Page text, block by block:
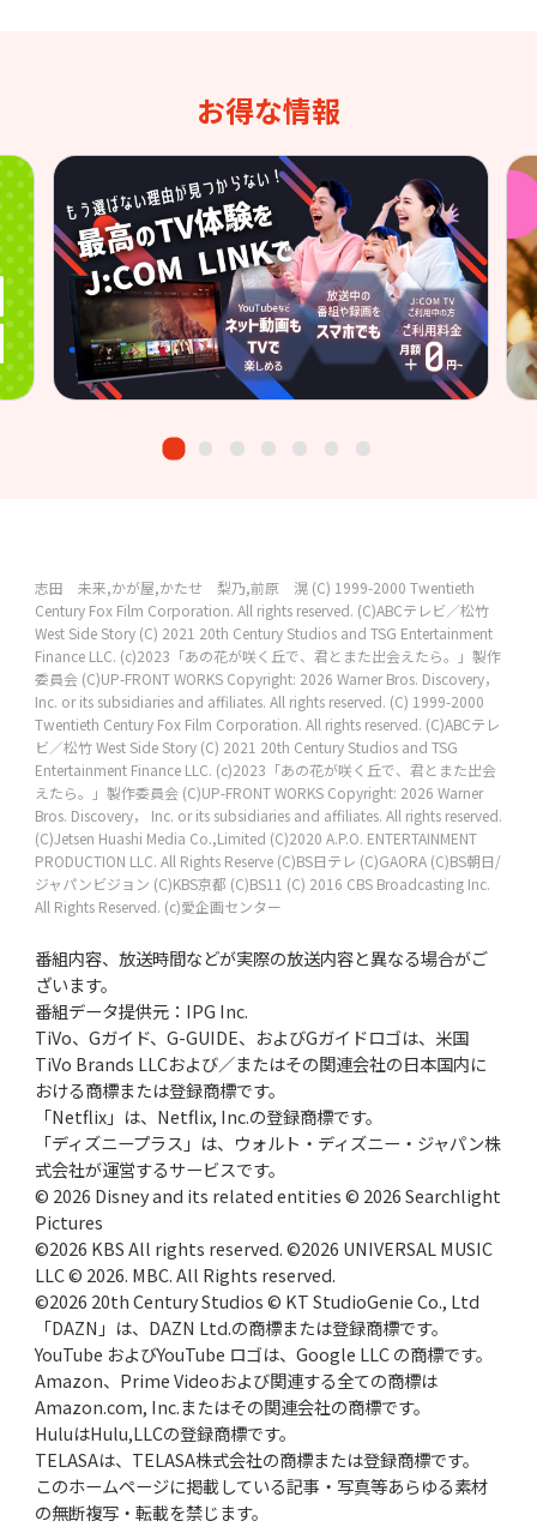
お得な情報
志田 未来,かが屋,かたせ 梨乃,前原 滉 (C) 1999-2000 Twentieth
Century Fox Film Corporation. All rights reserved. (C)ABCテレビ／松竹
West Side Story (C) 2021 20th Century Studios and TSG Entertainment
Finance LLC. (c)2023「あの花が咲く丘で、君とまた出会えたら。」製作
委員会 (C)UP-FRONT WORKS Copyright: 2026 Warner Bros. Discovery，
Inc. or its subsidiaries and affiliates. All rights reserved. (C) 1999-2000
Twentieth Century Fox Film Corporation. All rights reserved. (C)ABCテレ
ビ／松竹West Side Story (C) 2021 20th Century Studios and TSG
Entertainment Finance LLC. (c)2023「あの花が咲く丘で、君とまた出会
えたら。」製作委員会 (C)UP-FRONT WORKS Copyright: 2026 Warner
Bros. Discovery， Inc. or its subsidiaries and affiliates. All rights reserved.
(C)Jetsen Huashi Media Co.,Limited (C)2020 A.P.O. ENTERTAINMENT
PRODUCTION LLC. All Rights Reserve (C)BS日テレ (C)GAORA (C)BS朝日/
ジャパンビジョン (C)KBS京都 (C)BS11 (C) 2016 CBS Broadcasting Inc.
All Rights Reserved. (c)愛企画センター
番組内容、放送時間などが実際の放送内容と異なる場合がご
ざいます。
番組データ提供元：IPG Inc.
TiVo、Gガイド、G-GUIDE、およびGガイドロゴは、米国
TiVo Brands LLCおよび／またはその関連会社の日本国内に
おける商標または登録商標です。
「Netflix」は、Netflix, Inc.の登録商標です。
「ディズニープラス」は、ウォルト・ディズニー・ジャパン株
式会社が運営するサービスです。
© 2026 Disney and its related entities © 2026 Searchlight
Pictures
©2026 KBS All rights reserved. ©2026 UNIVERSAL MUSIC
LLC © 2026. MBC. All Rights reserved.
©2026 20th Century Studios © KT StudioGenie Co., Ltd
「DAZN」は、DAZN Ltd.の商標または登録商標です。
YouTube およびYouTube ロゴは、Google LLC の商標です。
Amazon、Prime Videoおよび関連する全ての商標は
Amazon.com, Inc.またはその関連会社の商標です。
HuluはHulu,LLCの登録商標です。
TELASAは、TELASA株式会社の商標または登録商標です。
このホームページに掲載している記事・写真等あらゆる素材
の無断複写・転載を禁じます。